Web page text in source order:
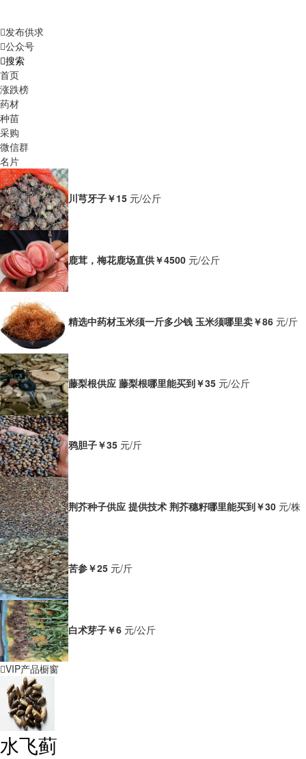
发布供求
公众号
搜索
首页
涨跌榜
药材
种苗
采购
微信群
名片
川芎牙子￥15 元/公斤
鹿茸，梅花鹿场直供￥4500 元/公斤
精选中药材玉米须一斤多少钱 玉米须哪里卖￥86 元/斤
藤梨根供应 藤梨根哪里能买到￥35 元/公斤
鸦胆子￥35 元/斤
荆芥种子供应 提供技术 荆芥穗籽哪里能买到￥30 元/株
苦参￥25 元/斤
白术芽子￥6 元/公斤
VIP产品橱窗
水飞蓟